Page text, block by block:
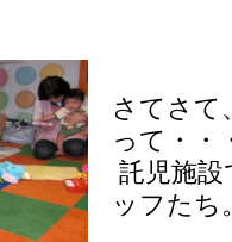
さてさて
って・・
託児施
ッフたち